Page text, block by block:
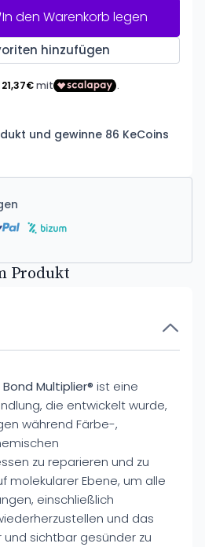
In den Warenkorb legen
hinzufügen
und gewinne 86 KeCoins
Produkt
Bond Multiplier® ist eine
die entwickelt wurde,
während Färbe-,
zu reparieren und zu
molekularer Ebene, um alle
einschließlich
und das
sichtbar gesünder zu